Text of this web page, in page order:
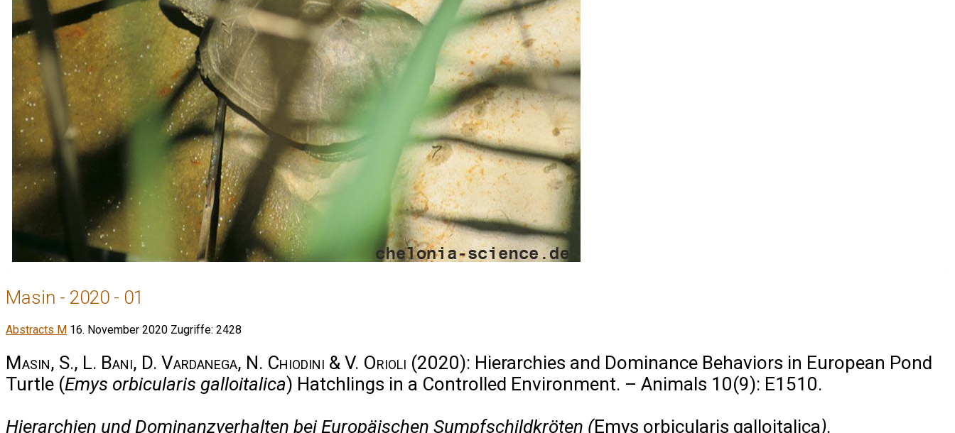
Masin - 2020 - 01
Abstracts M 16. November 2020 Zugriffe: 2428
Masin, S., L. Bani, D. Vardanega, N. Chiodini & V. Orioli (2020): Hierarchies and Dominance Behaviors in European Pond
Turtle (Emys orbicularis galloitalica) Hatchlings in a Controlled Environment. – Animals 10(9): E1510.
Hierarchien und Dominanzverhalten bei Europäischen Sumpfschildkröten (Emys orbicularis galloitalica).